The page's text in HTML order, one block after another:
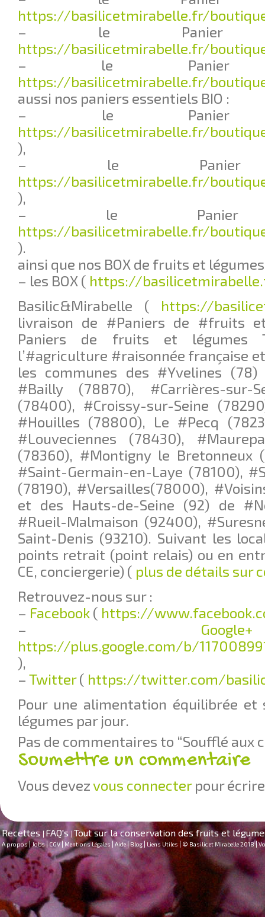
https://basilicetmirabelle.fr/
– le Panier
https://basilicetmirabelle.fr/
– le Panier
https://basilicetmirabelle.fr/
aussi nos paniers essentiels BIO :
– le Panier
https://basilicetmirabelle.fr/
),
– le
https://basilicetmirabelle.fr/
),
– le
https://basilicetmirabelle.fr/
).
ainsi que nos BOX de fruits et légumes
– les BOX ( https://
Basilic&Mirabelle ( https://
livraison de #Paniers de #fruits
Paniers de fruits et légumes
l’#agriculture #raisonnée française
les communes des #Yvelines
#Bailly (78870), #Carrières-sur-
(78400), #Croissy-sur-Seine
#Houilles (78800), Le #Pecq
#Louveciennes (78430),
(78360), #Montigny le Bretonneux
#Saint-Germain-en-Laye (78100),
(78190), #Versailles(78000),
et des Hauts-de-Seine (92) de
#Rueil-Malmaison (92400),
Saint-Denis (93210). Suivant les
points retrait (point relais) ou en
CE, conciergerie) ( plus de détails sur
Retrouvez-nous sur :
– Facebook ( https://
–
https://plus.google.com/b/
),
– Twitter( https://twitter.com/
Pour une alimentation équilibrée
légumes par jour.
Pas de commentaires to “Soufflé aux
Soumettre un commentaire
Vous devezvous connecter pour
Recettes |FAQ's |Tout sur la conservation des fruits et
A propos|Jobs | CGV| Mentions Légales |Aide| Blog | Liens Utiles |© Basilic et Mirabelle 2018|